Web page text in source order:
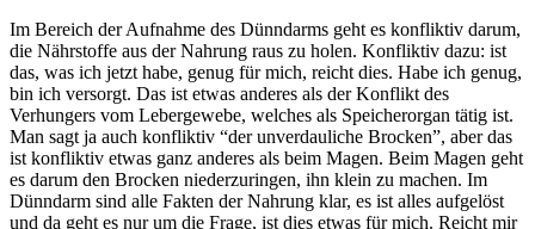
Im Bereich der Aufnahme des Dünndarms geht es konfliktiv darum,
die Nährstoffe aus der Nahrung raus zu holen. Konfliktiv dazu: ist
das, was ich jetzt habe, genug für mich, reicht dies. Habe ich genug,
bin ich versorgt. Das ist etwas anderes als der Konflikt des
Verhungers vom Lebergewebe, welches als Speicherorgan tätig ist.
Man sagt ja auch konfliktiv “der unverdauliche Brocken”, aber das
ist konfliktiv etwas ganz anderes als beim Magen. Beim Magen geht
es darum den Brocken niederzuringen, ihn klein zu machen. Im
Dünndarm sind alle Fakten der Nahrung klar, es ist alles aufgelöst
und da geht es nur um die Frage, ist dies etwas für mich. Reicht mir